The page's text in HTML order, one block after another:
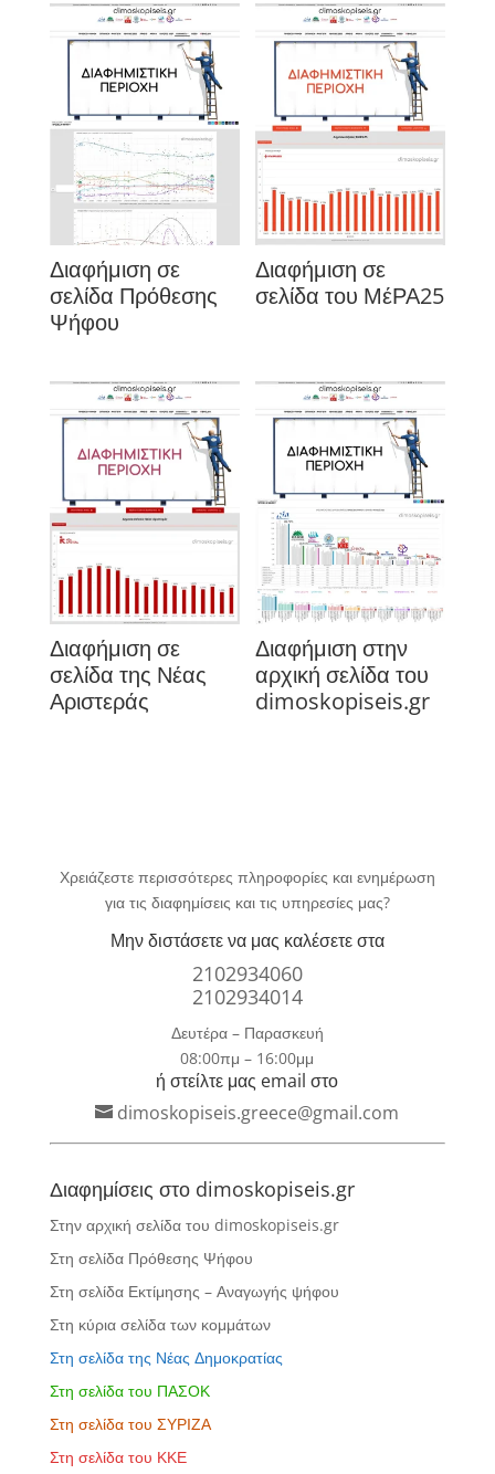
Διαφήμιση σε
σελίδα Πρόθεσης
Ψήφου
Διαφήμιση σε
σελίδα του ΜέΡΑ25
Διαφήμιση σε
σελίδα της Νέας
Αριστεράς
Διαφήμιση στην
αρχική σελίδα του
dimoskopiseis.gr
Χρειάζεστε περισσότερες πληροφορίες και ενημέρωση
για τις διαφημίσεις και τις υπηρεσίες μας?
Μην διστάσετε να μας καλέσετε στα
2102934060
2102934014
Δευτέρα – Παρασκευή
08:00πμ – 16:00μμ
ή στείλτε μας email στο
dimoskopiseis.greece@gmail.com
Διαφημίσεις στο dimoskopiseis.gr
Στην αρχική σελίδα του dimoskopiseis.gr
Στη σελίδα Πρόθεσης Ψήφου
Στη σελίδα Εκτίμησης – Αναγωγής ψήφου
Στη κύρια σελίδα των κομμάτων
Στη σελίδα της Νέας Δημοκρατίας
Στη σελίδα του ΠΑΣΟΚ
Στη σελίδα του ΣΥΡΙΖΑ
Στη σελίδα του ΚΚΕ